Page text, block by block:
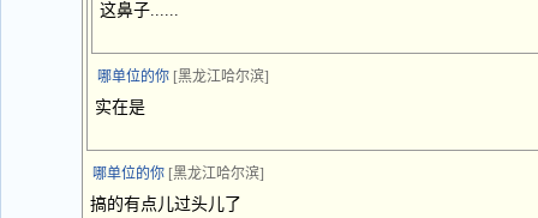
这鼻子......
哪单位的你 [黑龙江哈尔滨]
实在是
哪单位的你 [黑龙江哈尔滨]
搞的有点儿过头儿了